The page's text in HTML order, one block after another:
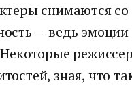
снимаются
— ведь
Некоторые
зная, что